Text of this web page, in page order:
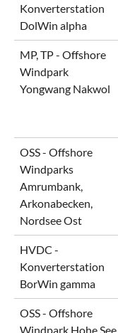
Konverterstation
DolWin alpha
MP, TP - Offshore
Windpark
Yongwang Nakwol
OSS - Offshore
Windparks
Amrumbank,
Arkonabecken,
Nordsee Ost
HVDC -
Konverterstation
BorWin gamma
OSS - Offshore
Windpark Hohe See